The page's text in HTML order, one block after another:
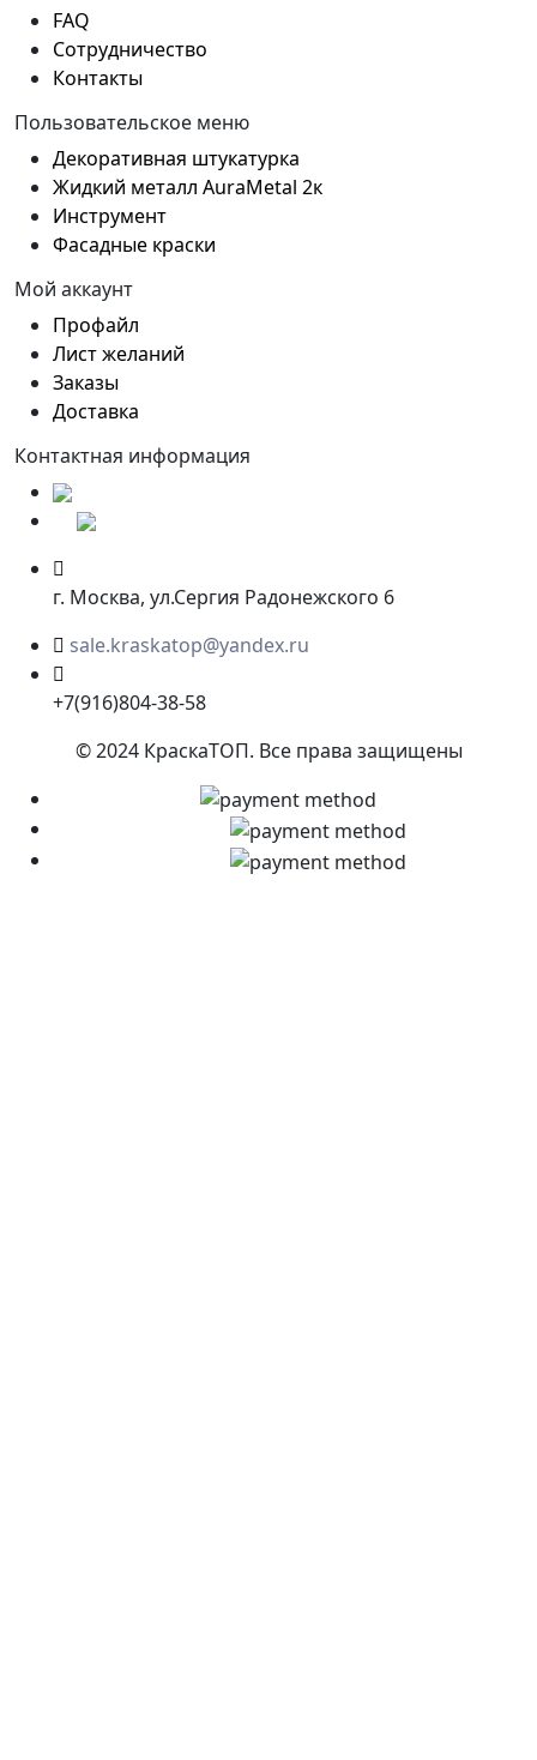
FAQ
Сотрудничество
Контакты
Пользовательское меню
Декоративная штукатурка
Жидкий металл AuraMetal 2к
Инструмент
Фасадные краски
Мой аккаунт
Профайл
Лист желаний
Заказы
Доставка
Контактная информация
г. Москва, ул.Сергия Радонежского 6
sale.kraskatop@yandex.ru
+7(916)804-38-58
© 2024 КраскаТОП. Все права защищены